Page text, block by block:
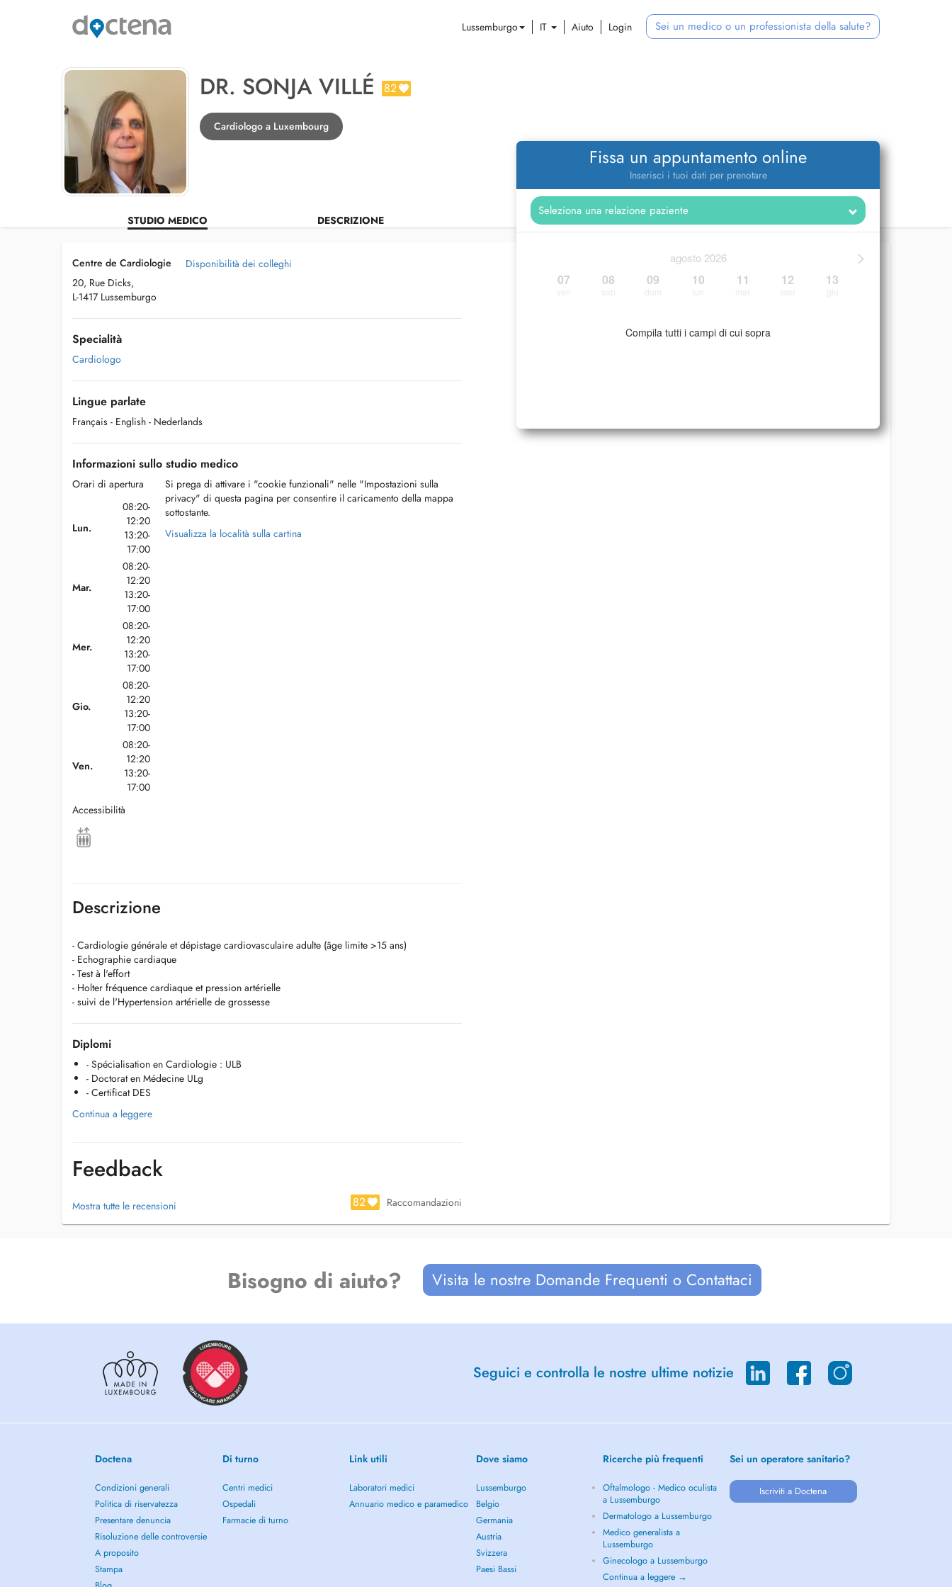
Lussemburgo IT Aiuto Login Sei un medico o un professionista della salute?
DR. SONJA VILLÉ 82
Cardiologo a Luxembourg
STUDIO MEDICO DESCRIZIONE
Fissa un appuntamento online
Inserisci i tuoi dati per prenotare
>
agosto 2026
07 08 09 10 11 12 13
Compila tutti i campi di cui sopra
Centre de Cardiologie
20, Rue Dicks,
L-1417 Lussemburgo
Disponibilità dei colleghi
Specialità
Cardiologo
Lingue parlate
Français - English - Nederlands
Informazioni sullo studio medico
Orari di apertura
Lun.
08:20-
12:20
13:20-
17:00
Mar.
08:20-
12:20
13:20-
17:00
Mer.
08:20-
12:20
13:20-
17:00
Gio.
08:20-
12:20
13:20-
17:00
Ven.
08:20-
12:20
13:20-
17:00
Accessibilità
Si prega di attivare i "cookie funzionali" nelle "Impostazioni sulla
privacy" di questa pagina per consentire il caricamento della mappa
sottostante.
Visualizza la località sulla cartina
Descrizione
- Cardiologie générale et dépistage cardiovasculaire adulte (âge limite >15 ans)
- Echographie cardiaque
- Test à l'effort
- Holter fréquence cardiaque et pression artérielle
- suivi de l'Hypertension artérielle de grossesse
Diplomi
- Spécialisation en Cardiologie : ULB
- Doctorat en Médecine ULg
- Certificat DES
Continua a leggere
Feedback
Mostra tutte le recensioni 82 Raccomandazioni
Bisogno di aiuto? Visita le nostre Domande Frequenti o Contattaci
Seguici e controlla le nostre ultime notizie
Doctena
Condizioni generali
Politica di riservatezza
Presentare denuncia
Risoluzione delle controversie
A proposito
Stampa
Di turno
Centri medici
Ospedali
Farmacie di turno
Link utili
Laboratori medici
Annuario medico e paramedico
Dove siamo
Lussemburgo
Belgio
Germania
Austria
Svizzera
Paesi Bassi
Ricerche più frequenti
Oftalmologo - Medico oculista
a Lussemburgo
Dermatologo a Lussemburgo
Medico generalista a
Lussemburgo
Ginecologo a Lussemburgo
Continua a leggere →
Sei un operatore sanitario?
Iscriviti a Doctena